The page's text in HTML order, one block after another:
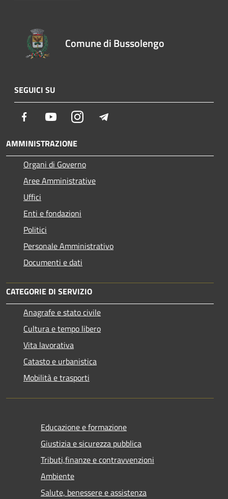
Comune di Bussolengo
SEGUICI SU
Facebook YoutubeInstagram
AMMINISTRAZIONE
Organi di Governo
Aree Amministrative
Uffici
Enti e fondazioni
Politici
Personale Amministrativo
Documenti e dati
CATEGORIE DI SERVIZIO
Anagrafe e stato civile
Cultura e tempo libero
Vita lavorativa
Catasto e urbanistica
Mobilità e trasporti
Educazione e formazione
Giustizia e sicurezza pubblica
Tributi,finanze e contravvenzioni
Ambiente
Salute, benessere e assistenza